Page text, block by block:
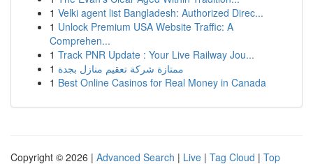
1 Velki agent list Bangladesh: Authorized Direc...
1 Unlock Premium USA Website Traffic: A
Comprehen...
1 Track PNR Update : Your Live Railway Jou...
1 ممتازة شركة تعقيم منازل بجدة
1 Best Online Casinos for Real Money in Canada
Copyright © 2026 | Advanced Search | Live | Tag Cloud | Top